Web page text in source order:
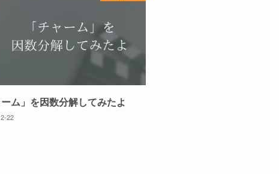
ーム」を因数分解してみたよ
22